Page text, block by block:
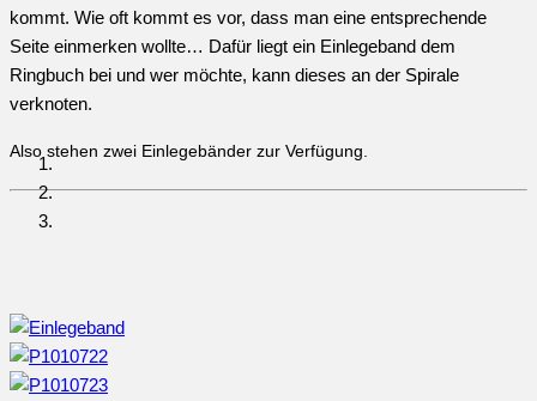
kommt. Wie oft kommt es vor, dass man eine entsprechende
Seite einmerken wollte… Dafür liegt ein Einlegeband dem
Ringbuch bei und wer möchte, kann dieses an der Spirale
verknoten.
Also stehen zwei Einlegebänder zur Verfügung.